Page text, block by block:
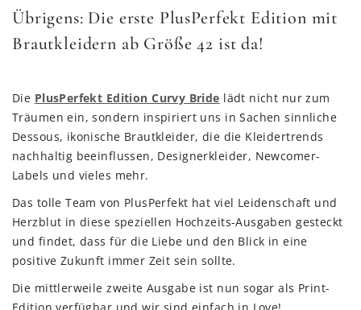
Übrigens: Die erste PlusPerfekt Edition mit
Brautkleidern ab Größe 42 ist da!
Die PlusPerfekt Edition Curvy Bride lädt nicht nur zum
Träumen ein, sondern inspiriert uns in Sachen sinnliche
Dessous, ikonische Brautkleider, die die Kleidertrends
nachhaltig beeinflussen, Designerkleider, Newcomer-
Labels und vieles mehr.
Das tolle Team von PlusPerfekt hat viel Leidenschaft und
Herzblut in diese speziellen Hochzeits-Ausgaben gesteckt
und findet, dass für die Liebe und den Blick in eine
positive Zukunft immer Zeit sein sollte.
Die mittlerweile zweite Ausgabe ist nun sogar als Print-